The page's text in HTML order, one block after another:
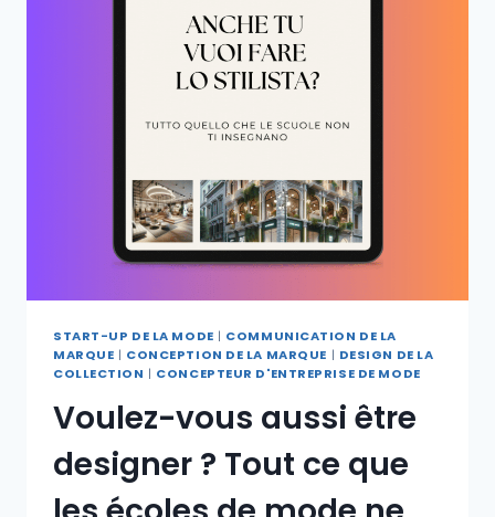
START-UP DE LA MODE | COMMUNICATION DE LA
MARQUE | CONCEPTION DE LA MARQUE | DESIGN DE LA
COLLECTION | CONCEPTEUR D'ENTREPRISE DE MODE
Voulez-vous aussi être
designer ? Tout ce que